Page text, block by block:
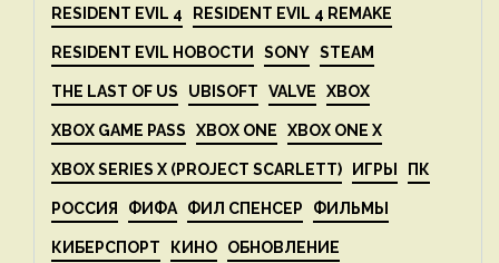
RESIDENT EVIL 4 RESIDENT EVIL 4 REMAKE
RESIDENT EVIL НОВОСТИ SONY STEAM
THE LAST OF US UBISOFT VALVE XBOX
XBOX GAME PASS XBOX ONE XBOX ONE X
XBOX SERIES X (PROJECT SCARLETT) ИГРЫ ПК
РОССИЯ ФИФА ФИЛ СПЕНСЕР ФИЛЬМЫ
КИБЕРСПОРТ КИНО ОБНОВЛЕНИЕ